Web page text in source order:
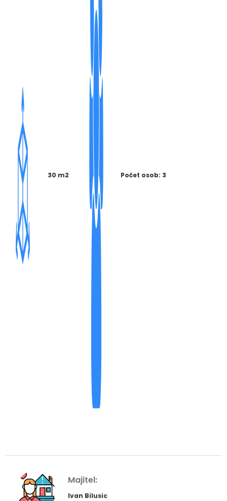
30 m2 Počet osob: 3
Majitel:
Ivan Bilusic